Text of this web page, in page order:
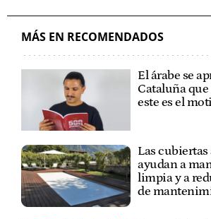
MÁS EN RECOMENDADOS
El árabe se
Cataluña
este es el
Las
ayudan a
limpia y a
de